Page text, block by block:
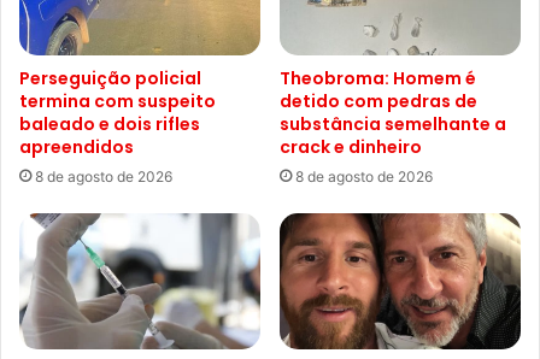
Perseguição policial
termina com suspeito
baleado e dois rifles
apreendidos
8 de agosto de 2026
Theobroma: Homem é
detido com pedras de
substância semelhante a
crack e dinheiro
8 de agosto de 2026